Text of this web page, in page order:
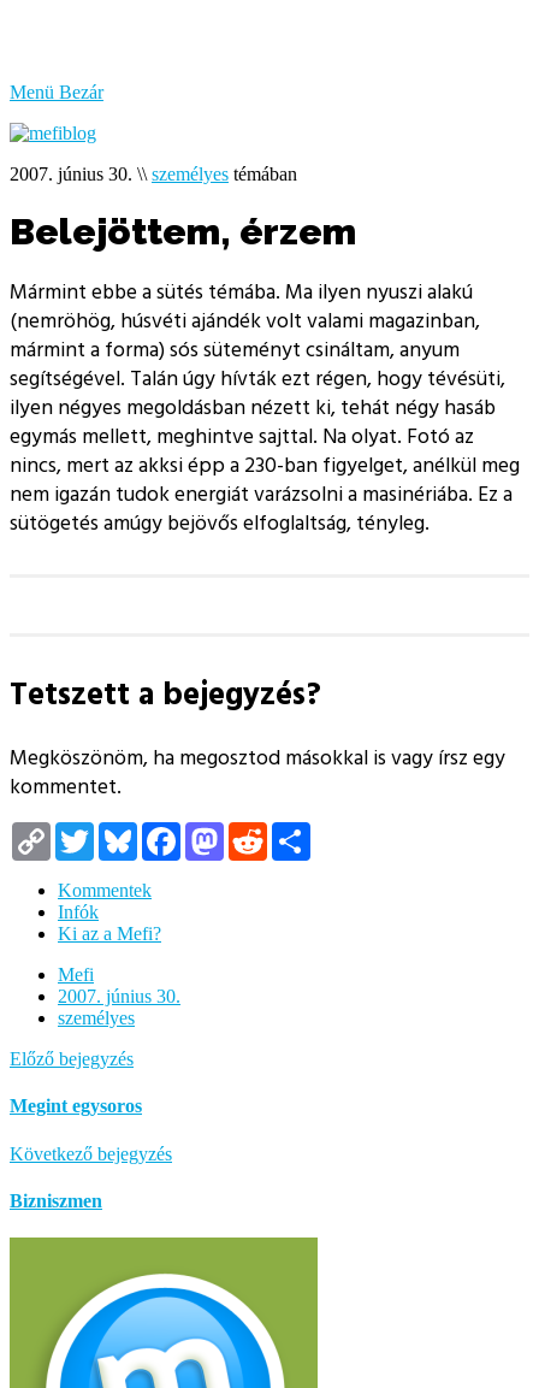
Menü Bezár
2007. június 30. \\ személyes témában
Belejöttem, érzem
Mármint ebbe a sütés témába. Ma ilyen nyuszi alakú
(nemröhög, húsvéti ajándék volt valami magazinban,
mármint a forma) sós süteményt csináltam, anyum
segítségével. Talán úgy hívták ezt régen, hogy tévésüti,
ilyen négyes megoldásban nézett ki, tehát négy hasáb
egymás mellett, meghintve sajttal. Na olyat. Fotó az
nincs, mert az akksi épp a 230-ban figyelget, anélkül meg
nem igazán tudok energiát varázsolni a masinériába. Ez a
sütögetés amúgy bejövős elfoglaltság, tényleg.
Tetszett a bejegyzés?
Megköszönöm, ha megosztod másokkal is vagy írsz egy
kommentet.
Copy
Link
TwitterBlueskyFacebookMastodon
Reddit
Kommentek
Infók
Ki az a Mefi?
Mefi
2007. június 30.
személyes
Előző bejegyzés
Megint egysoros
Következő bejegyzés
Bizniszmen